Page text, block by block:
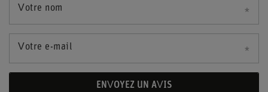
Votre nom
Votre e-mail
ENVOYEZ UN AVIS